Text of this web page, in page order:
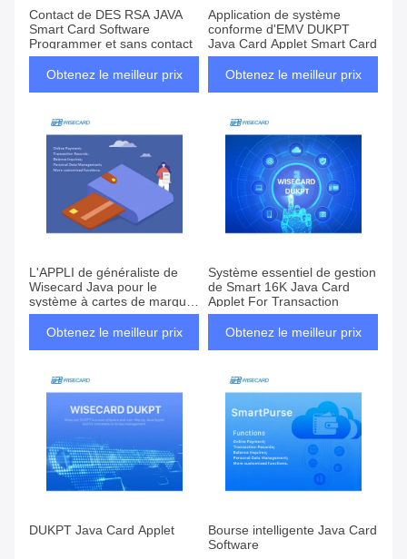
Contact de DES RSA JAVA
Smart Card Software
Programmer et sans contact
Obtenez le meilleur prix
Application de système
conforme d'EMV DUKPT
Java Card Applet Smart Card
Obtenez le meilleur prix
L'APPLI de généraliste de
Wisecard Java pour le
système à cartes de marque
de distributeur Smart pincent
le transit public
Obtenez le meilleur prix
Système essentiel de gestion
de Smart 16K Java Card
Applet For Transaction
Obtenez le meilleur prix
DUKPT Java Card Applet
Bourse intelligente Java Card
Software